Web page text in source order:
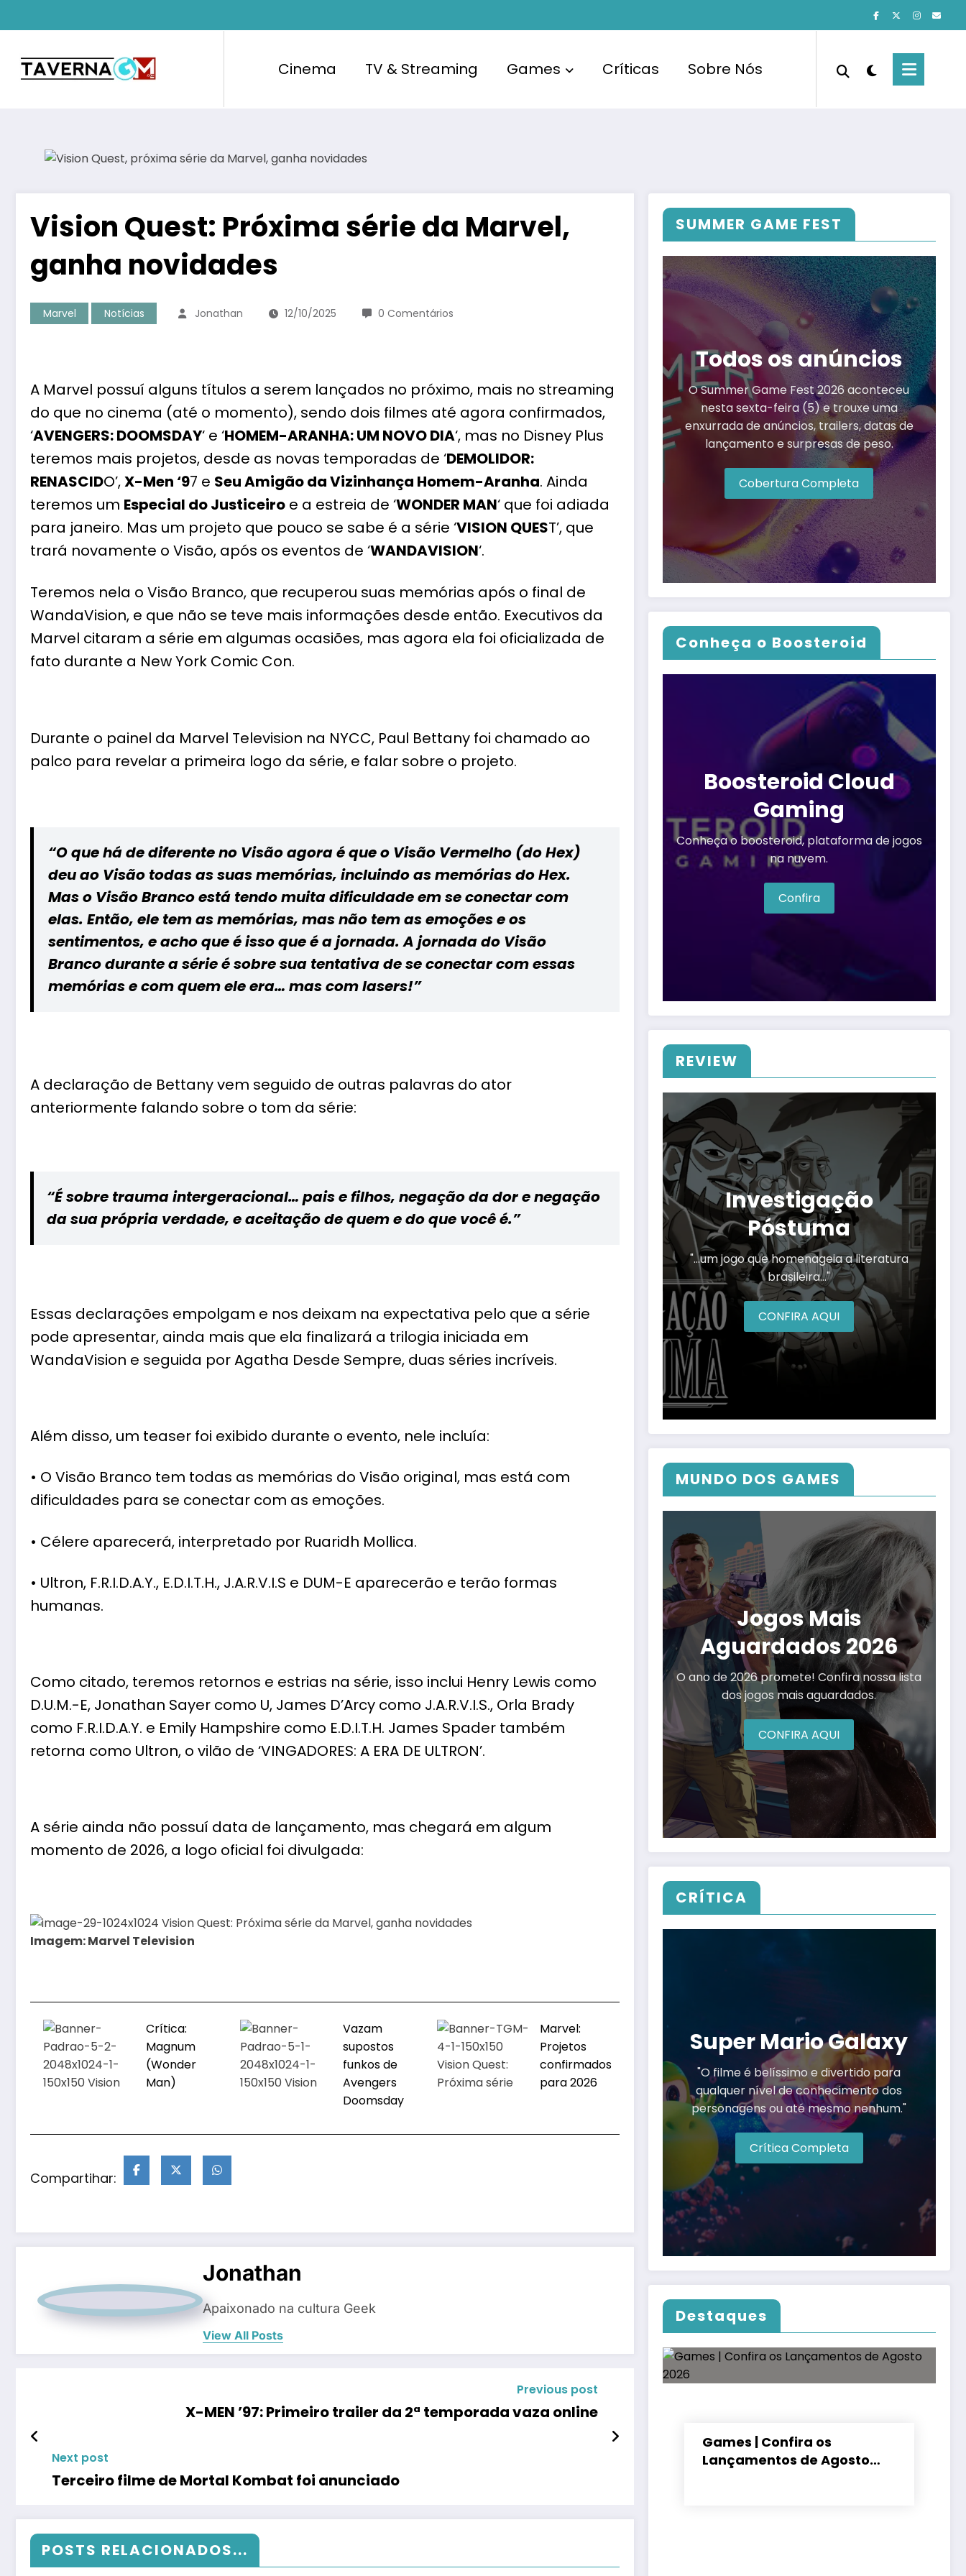
para
conteúdo
Cinema TV & Streaming Games Críticas Sobre Nós
Vision Quest: Próxima série da Marvel,
ganha novidades
Marvel Notícias Jonathan 12/10/2025 0 Comentários
A Marvel possuí alguns títulos a serem lançados no próximo, mais no streaming
do que no cinema (até o momento), sendo dois filmes até agora confirmados,
‘AVENGERS: DOOMSDAY‘ e ‘HOMEM-ARANHA: UM NOVO DIA‘, mas no Disney Plus
teremos mais projetos, desde as novas temporadas de ‘DEMOLIDOR:
RENASCIDO’,X-Men ‘97 e Seu Amigão da Vizinhança Homem-Aranha. Ainda
teremos um Especial do Justiceiro e a estreia de ‘WONDER MAN‘ que foi adiada
para janeiro. Mas um projeto que pouco se sabe é a série ‘VISION QUEST’, que
trará novamente o Visão, após os eventos de ‘WANDAVISION‘.
Teremos nela o Visão Branco, que recuperou suas memórias após o final de
WandaVision, e que não se teve mais informações desde então. Executivos da
Marvel citaram a série em algumas ocasiões, mas agora ela foi oficializada de
fato durante a New York Comic Con.
Durante o painel da Marvel Television na NYCC, Paul Bettany foi chamado ao
palco para revelar a primeira logo da série, e falar sobre o projeto.
“O que há de diferente no Visão agora é que o Visão Vermelho (do Hex)
deu ao Visão todas as suas memórias, incluindo as memórias do Hex.
Mas o Visão Branco está tendo muita dificuldade em se conectar com
elas. Então, ele tem as memórias, mas não tem as emoções e os
sentimentos, e acho que é isso que é a jornada. A jornada do Visão
Branco durante a série é sobre sua tentativa de se conectar com essas
memórias e com quem ele era… mas com lasers!”
A declaração de Bettany vem seguido de outras palavras do ator
anteriormente falando sobre o tom da série:
“É sobre trauma intergeracional… pais e filhos, negação da dor e negação
da sua própria verdade, e aceitação de quem e do que você é.”
Essas declarações empolgam e nos deixam na expectativa pelo que a série
pode apresentar, ainda mais que ela finalizará a trilogia iniciada em
WandaVision e seguida por Agatha Desde Sempre, duas séries incríveis.
Além disso, um teaser foi exibido durante o evento, nele incluía:
• O Visão Branco tem todas as memórias do Visão original, mas está com
dificuldades para se conectar com as emoções.
• Célere aparecerá, interpretado por Ruaridh Mollica.
• Ultron, F.R.I.D.A.Y., E.D.I.T.H., J.A.R.V.I.S e DUM-E aparecerão e terão formas
humanas.
Como citado, teremos retornos e estrias na série, isso inclui Henry Lewis como
D.U.M.-E, Jonathan Sayer como U, James D’Arcy como J.A.R.V.I.S., Orla Brady
como F.R.I.D.A.Y. e Emily Hampshire como E.D.I.T.H. James Spader também
retorna como Ultron, o vilão de ‘VINGADORES: A ERA DE ULTRON’.
A série ainda não possuí data de lançamento, mas chegará em algum
momento de 2026, a logo oficial foi divulgada:
Imagem: Marvel Television
Crítica:
Magnum
(Wonder
Man)
Vazam
supostos
funkos de
Avengers
Doomsday
Marvel:
Projetos
confirmados
para 2026
Compartihar:
Jonathan
Apaixonado na cultura Geek
View All Posts
Previous post
X-MEN ’97: Primeiro trailer da 2ª temporada vaza online
Next post
Terceiro filme de Mortal Kombat foi anunciado
POSTS RELACIONADOS...
SUMMER GAME FEST
Todos os anúncios
O Summer Game Fest 2026 aconteceu
nesta sexta-feira (5) e trouxe uma
enxurrada de anúncios, trailers, datas de
lançamento e surpresas de peso.
Cobertura Completa
Conheça o Boosteroid
Boosteroid Cloud
Gaming
Conheça o boosteroid, plataforma de jogos
na nuvem.
Confira
REVIEW
Investigação
Póstuma
"…um jogo que homenageia a literatura
brasileira…"
CONFIRA AQUI
MUNDO DOS GAMES
Jogos Mais
Aguardados 2026
O ano de 2026 promete! Confira nossa lista
dos jogos mais aguardados.
CONFIRA AQUI
CRÍTICA
Super Mario Galaxy
"O filme é belíssimo e divertido para
qualquer nível de conhecimento dos
personagens ou até mesmo nenhum."
Crítica Completa
Destaques
Games | Confira os
Lançamentos de Agosto